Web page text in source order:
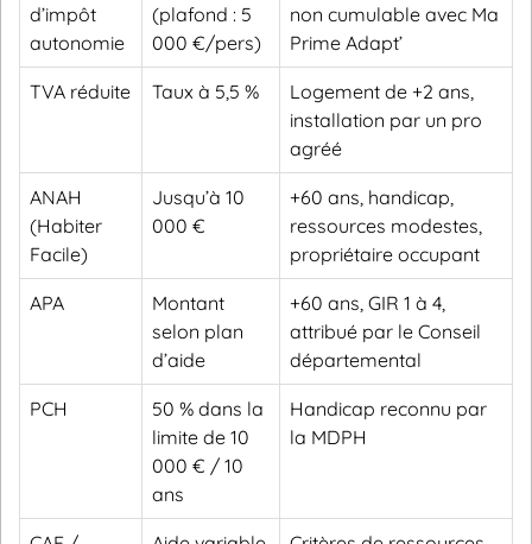
d’impôt
autonomie
(plafond : 5
000 €/pers)
non cumulable avec Ma
Prime Adapt’
TVA réduite Taux à 5,5 %
Logement de +2 ans,
installation par un pro
agréé
ANAH
(Habiter
Facile)
Jusqu’à 10
000 €
+60 ans, handicap,
ressources modestes,
propriétaire occupant
APA
Montant
selon plan
d’aide
+60 ans, GIR 1 à 4,
attribué par le Conseil
départemental
PCH
50 % dans la
limite de 10
000 € / 10
ans
Handicap reconnu par
la MDPH